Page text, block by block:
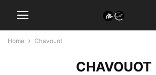
Home Chavouot
CHAVOUOT